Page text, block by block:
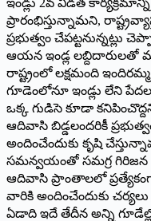
ప్రారంభిస్తున్నామని,
ప్రభుత్వం చేపట్టనున్నట్లు
ఆయన ఇండ్ల
రాష్ట్రంలో లక్షమంది ఇందిరమ్మ
గూడెంలోనూ ఇండ్లు లేని
ఒక్క గుడిసె కూడా
ఆదివాసి బిడ్డలందరికీ
అందించేందుకు కృషి
సమన్వయంతో సమగ్ర గిరిజన
ఆదివాసి ప్రాంతాలలో
వారికి అందించేందుకు
ఏడాది ఇదే తేదీన అన్ని గూడేల్లో